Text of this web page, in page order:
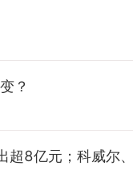
？
超8亿元；科威尔